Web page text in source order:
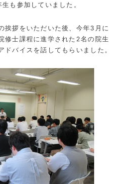
生も参加していました。
挨拶をいただいた後、今年3 月に
修士課程に進学された 2名の院生
ドバイスを話してもらいました。